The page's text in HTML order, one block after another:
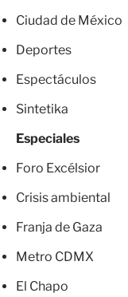
Ciudad de México
Deportes
Espectáculos
Sintetika
Especiales
Foro Excélsior
Crisis ambiental
Franja de Gaza
Metro CDMX
El Chapo